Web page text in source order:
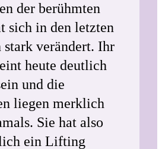
der berühmten
sich in den letzten
stark verändert. Ihr
heute deutlich
und die
liegen merklich
Sie hat also
ein Lifting